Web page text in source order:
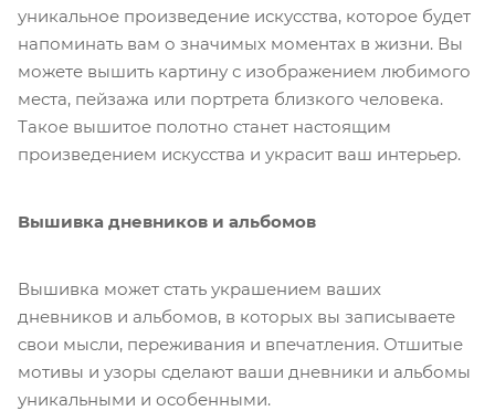
уникальное произведение искусства, которое будет
напоминать вам о значимых моментах в жизни. Вы
можете вышить картину с изображением любимого
места, пейзажа или портрета близкого человека.
Такое вышитое полотно станет настоящим
произведением искусства и украсит ваш интерьер.
Вышивка дневников и альбомов
Вышивка может стать украшением ваших
дневников и альбомов, в которых вы записываете
свои мысли, переживания и впечатления. Отшитые
мотивы и узоры сделают ваши дневники и альбомы
уникальными и особенными.